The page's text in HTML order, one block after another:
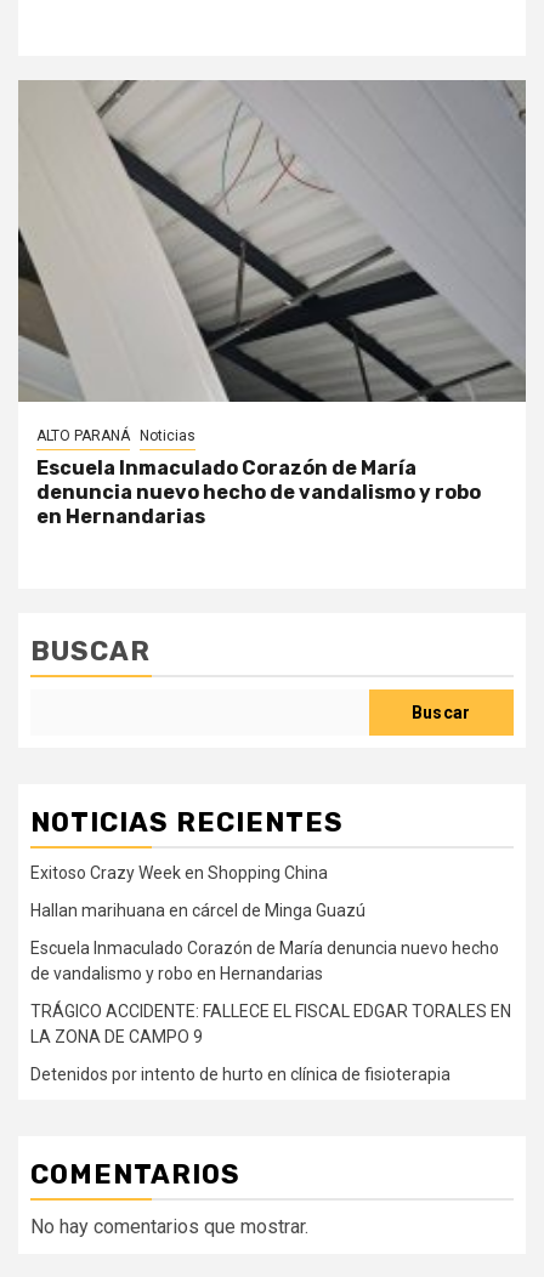
ALTO PARANÁ Noticias
Escuela Inmaculado Corazón de María
denuncia nuevo hecho de vandalismo y robo
en Hernandarias
BUSCAR
Buscar
NOTICIAS RECIENTES
Exitoso Crazy Week en Shopping China
Hallan marihuana en cárcel de Minga Guazú
Escuela Inmaculado Corazón de María denuncia nuevo hecho
de vandalismo y robo en Hernandarias
TRÁGICO ACCIDENTE: FALLECE EL FISCAL EDGAR TORALES EN
LA ZONA DE CAMPO 9
Detenidos por intento de hurto en clínica de fisioterapia
COMENTARIOS
No hay comentarios que mostrar.